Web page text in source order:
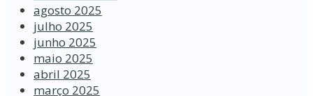
agosto 2025
julho 2025
junho 2025
maio 2025
abril 2025
março 2025